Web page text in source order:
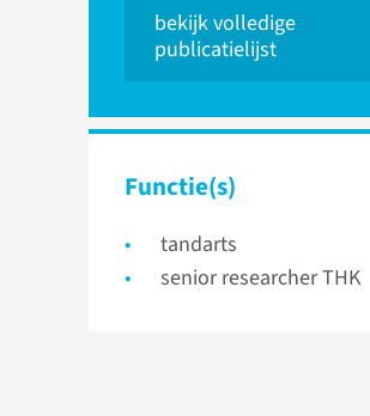
bekijk volledige
publicatielijst
Functie(s)
tandarts
senior researcher THK